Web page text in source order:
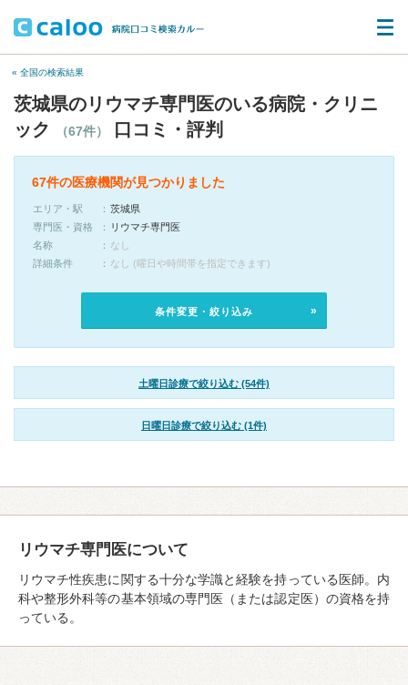
« 全国の検索結果
茨城県のリウマチ専門医のいる病院・クリニ
ック
（67件） 口コミ・評判
67件の医療機関が見つかりました
エリア・駅
茨城県
専門医・資格
リウマチ専門医
名称
なし
詳細条件
なし (曜日や時間帯を指定できます)
条件変更・絞り込み
土曜日診療で絞り込む (54件)
日曜日診療で絞り込む (1件)
リウマチ専門医について
リウマチ性疾患に関する十分な学識と経験を持っている医師。内
科や整形外科等の基本領域の専門医（または認定医）の資格を持
っている。